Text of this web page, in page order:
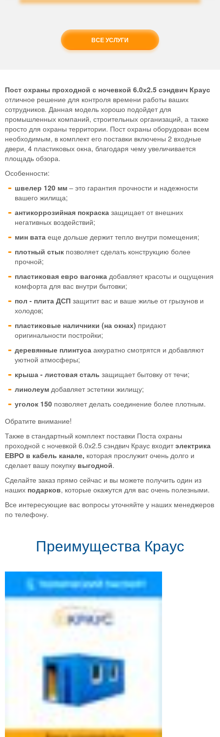
ВСЕ УСЛУГИ
Пост охраны проходной с ночевкой 6.0х2.5 сэндвич Краус
отличное решение для контроля времени работы ваших
сотрудников. Данная модель хорошо подойдет для
промышленных компаний, строительных организаций, а также
просто для охраны территории. Пост охраны оборудован всем
необходимым, в комплект его поставки включены 2 входные
двери, 4 пластиковых окна, благодаря чему увеличивается
площадь обзора.
Особенности:
швелер 120 мм – это гарантия прочности и надежности
вашего жилища;
антикоррозийная покраска защищает от внешних
негативных воздействий;
мин вата еще дольше держит тепло внутри помещения;
плотный стык позволяет сделать конструкцию более
прочной;
пластиковая евро вагонка добавляет красоты и ощущения
комфорта для вас внутри бытовки;
пол - плита ДСП защитит вас и ваше жилье от грызунов и
холодов;
пластиковые наличники (на окнах) придают
оригинальности постройки;
деревянные плинтуса аккуратно смотрятся и добавляют
уютной атмосферы;
крыша - листовая сталь защищает бытовку от течи;
линолеум добавляет эстетики жилищу;
уголок 150 позволяет делать соединение более плотным.
Обратите внимание!
Также в стандартный комплект поставки Поста охраны
проходной с ночевкой 6.0х2.5 сэндвич Краус входитэлектрика
ЕВРО в кабель канале, которая прослужит очень долго и
сделает вашу покупку выгодной.
Сделайте заказ прямо сейчас и вы можете получить один из
наших подарков, которые окажутся для вас очень полезными.
Все интересующие вас вопросы уточняйте у наших менеджеров
по телефону.
Преимущества Краус